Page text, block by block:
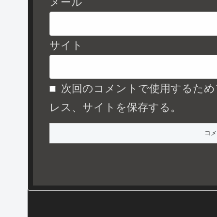
サイト
次回のコメントで使用するた
レス、サイトを保存する。